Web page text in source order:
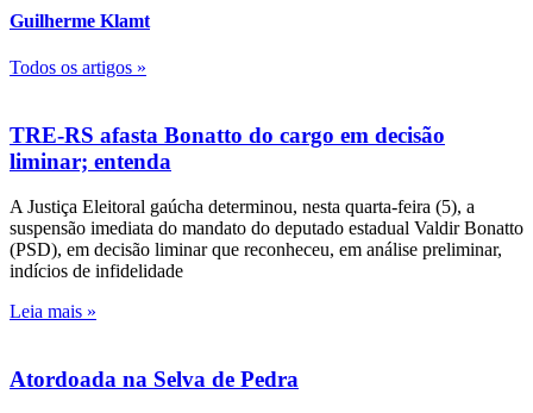
Guilherme Klamt
Todos os artigos »
TRE-RS afasta Bonatto do cargo em decisão
liminar; entenda
A Justiça Eleitoral gaúcha determinou, nesta quarta-feira (5), a
suspensão imediata do mandato do deputado estadual Valdir Bonatto
(PSD), em decisão liminar que reconheceu, em análise preliminar,
indícios de infidelidade
Leia mais »
Atordoada na Selva de Pedra